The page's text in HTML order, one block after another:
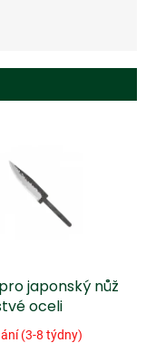
japonský nůž
oceli
(3-8 týdny)